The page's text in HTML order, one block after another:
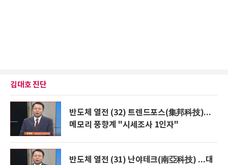
김대호 진단
반도체 열전 (32) 트렌드포스(集邦科技)...
메모리 풍향계 "시세조사 1인자"
반도체 열전 (31) 난야테크(南亞科技) ...대